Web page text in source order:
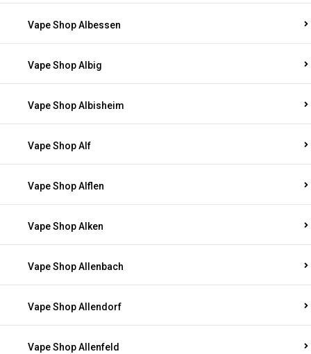
Vape Shop Albessen
Vape Shop Albig
Vape Shop Albisheim
Vape Shop Alf
Vape Shop Alflen
Vape Shop Alken
Vape Shop Allenbach
Vape Shop Allendorf
Vape Shop Allenfeld